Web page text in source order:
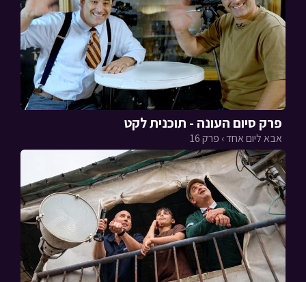
פרק סיום העונה - תוכנית לקט
אבא ליום אחד › פרק 16